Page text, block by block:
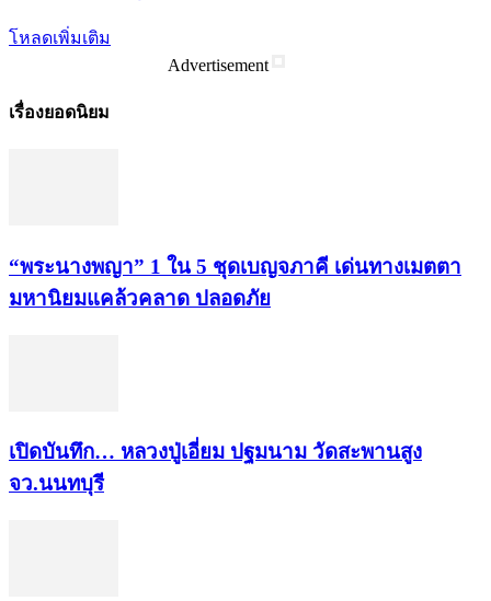
โหลดเพิ่มเติม
Advertisement
เรื่องยอดนิยม
“พระ​นาง​พญา” 1 ใน 5​ ชุดเบญจ​ภาคี​ เด่นทางเมตตา​
มหา​นิยม​แคล้วคลาด​ ปลอดภัย​
เปิดบันทึก… หลวงปู่เอี่ยม ​ปฐม​นาม​ วัดสะพานสูง​
จว.นนทบุรี